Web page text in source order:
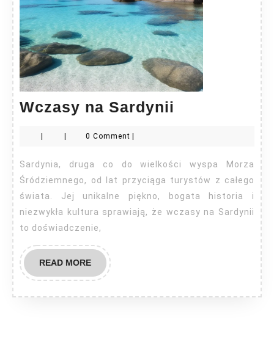
Wczasy na Sardynii
0 Comment
Sardynia, druga co do wielkości wyspa Morza
Śródziemnego, od lat przyciąga turystów z całego
świata. Jej unikalne piękno, bogata historia i
niezwykła kultura sprawiają, że wczasy na Sardynii
to doświadczenie,
READ MOREREAD
MORE